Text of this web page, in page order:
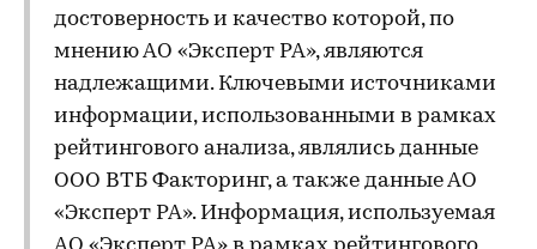
достоверность и качество которой, по
мнению АО «Эксперт РА», являются
надлежащими. Ключевыми источниками
информации, использованными в рамках
рейтингового анализа, являлись данные
ООО ВТБ Факторинг, а также данные АО
«Эксперт РА». Информация, используемая